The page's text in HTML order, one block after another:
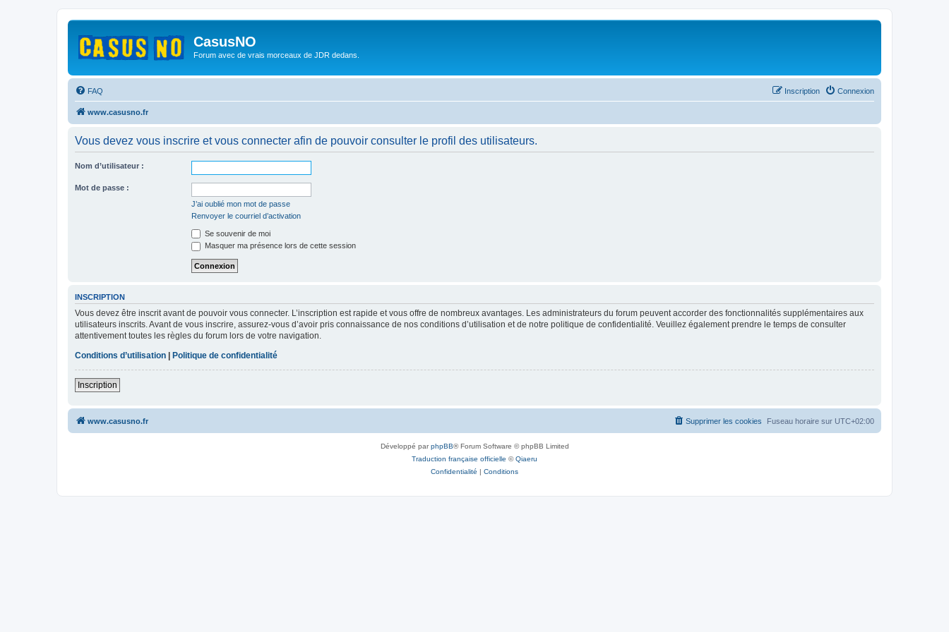
CasusNO
Forum avec de vrais morceaux de JDR dedans.
FAQ Connexion
Inscription
www.casusno.fr
Vous devez vous inscrire et vous connecter afin de pouvoir consulter le profil des utilisateurs.
Nom d’utilisateur :
Mot de passe :
J’ai oublié mon mot de passe
Renvoyer le courriel d’activation
Se souvenir de moi
Masquer ma présence lors de cette session
INSCRIPTION
Vous devez être inscrit avant de pouvoir vous connecter. L’inscription est rapide et vous offre de nombreux avantages. Les administrateurs du forum peuvent accorder des fonctionnalités supplémentaires aux
utilisateurs inscrits. Avant de vous inscrire, assurez-vous d’avoir pris connaissance de nos conditions d’utilisation et de notre politique de confidentialité. Veuillez également prendre le temps de consulter
attentivement toutes les règles du forum lors de votre navigation.
Conditions d’utilisation
Politique de confidentialité
Inscription
www.casusno.fr Fuseau horaire sur UTC+02:00
Supprimer les cookies
Développé parphpBB® Forum Software © phpBB Limited
Traduction française officielle ©Qiaeru
Confidentialité | Conditions